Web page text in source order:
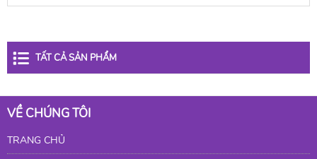
TẤT CẢ SẢN PHẨM
VỀ CHÚNG TÔI
TRANG CHỦ